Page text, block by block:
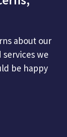
about our
we
be happy